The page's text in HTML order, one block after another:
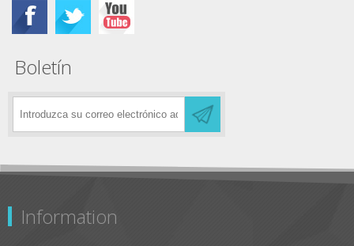
Boletín
Information